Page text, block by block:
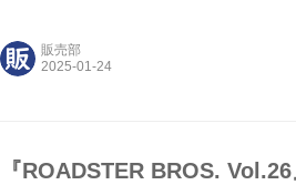
ーナーに、「ロド愛」を語ってもらいま
販売部
『ROADSTER BROS.